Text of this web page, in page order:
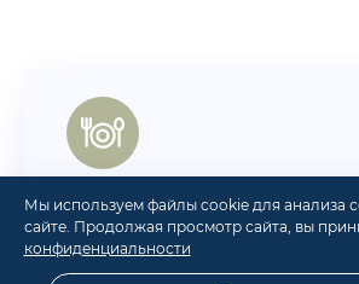
Питание
Завтраки, обеды, ужины
Мы используем файлы cookie для анализа
сайте. Продолжая просмотр сайта, вы
конфиденциальности